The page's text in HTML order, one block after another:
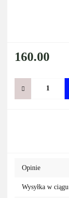
160.00
Opinie
Wysyłka w ciągu